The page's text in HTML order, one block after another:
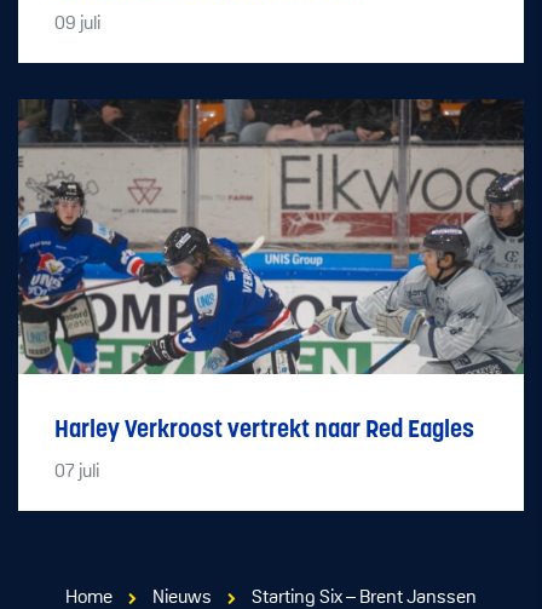
09 juli
Harley Verkroost vertrekt naar Red Eagles
07 juli
Home Nieuws Starting Six – Brent Janssen